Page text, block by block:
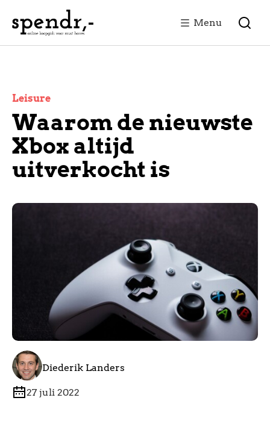
Menu
Leisure
Waarom de nieuwste
Xbox altijd
uitverkocht is
Diederik Landers
27 juli 2022